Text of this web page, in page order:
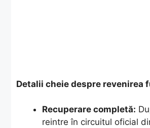
Detalii cheie despre revenirea
Recuperare completă:
reintre în circuitul oficial